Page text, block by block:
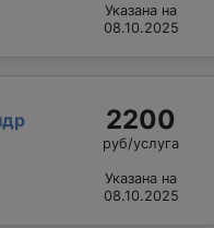
Указана на
08.10.2025
2200
руб/услуга
Указана на
08.10.2025